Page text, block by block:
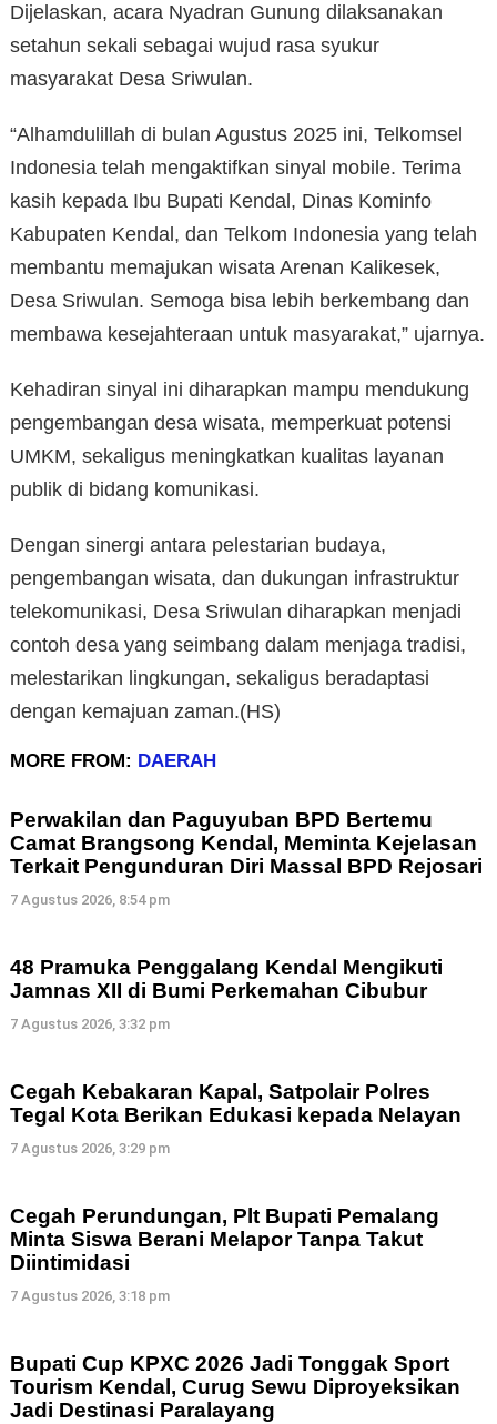
Dijelaskan, acara Nyadran Gunung dilaksanakan
setahun sekali sebagai wujud rasa syukur
masyarakat Desa Sriwulan.
“Alhamdulillah di bulan Agustus 2025 ini, Telkomsel
Indonesia telah mengaktifkan sinyal mobile. Terima
kasih kepada Ibu Bupati Kendal, Dinas Kominfo
Kabupaten Kendal, dan Telkom Indonesia yang telah
membantu memajukan wisata Arenan Kalikesek,
Desa Sriwulan. Semoga bisa lebih berkembang dan
membawa kesejahteraan untuk masyarakat,” ujarnya.
Kehadiran sinyal ini diharapkan mampu mendukung
pengembangan desa wisata, memperkuat potensi
UMKM, sekaligus meningkatkan kualitas layanan
publik di bidang komunikasi.
Dengan sinergi antara pelestarian budaya,
pengembangan wisata, dan dukungan infrastruktur
telekomunikasi, Desa Sriwulan diharapkan menjadi
contoh desa yang seimbang dalam menjaga tradisi,
melestarikan lingkungan, sekaligus beradaptasi
dengan kemajuan zaman.(HS)
MORE FROM: DAERAH
Perwakilan dan Paguyuban BPD Bertemu
Camat Brangsong Kendal, Meminta Kejelasan
Terkait Pengunduran Diri Massal BPD Rejosari
7 Agustus 2026, 8:54 pm
48 Pramuka Penggalang Kendal Mengikuti
Jamnas XII di Bumi Perkemahan Cibubur
7 Agustus 2026, 3:32 pm
Cegah Kebakaran Kapal, Satpolair Polres
Tegal Kota Berikan Edukasi kepada Nelayan
7 Agustus 2026, 3:29 pm
Cegah Perundungan, Plt Bupati Pemalang
Minta Siswa Berani Melapor Tanpa Takut
Diintimidasi
7 Agustus 2026, 3:18 pm
Bupati Cup KPXC 2026 Jadi Tonggak Sport
Tourism Kendal, Curug Sewu Diproyeksikan
Jadi Destinasi Paralayang